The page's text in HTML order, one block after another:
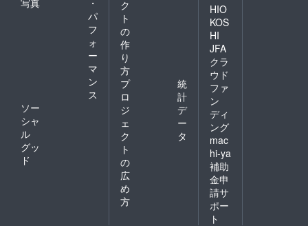
パ
フ
ォ
ー
マ
ン
ス
ソー
シャ
ル
グッ
ド
ク
ト
の
作
り
方
プ
ロ
ジ
ェ
ク
ト
の
広
め
方
統
計
デ
ー
タ
HIO
KOS
HI
JFA
クラ
ウド
ファ
ン
ディ
ング
mac
hi-ya
補助
金申
請サ
ポー
ト